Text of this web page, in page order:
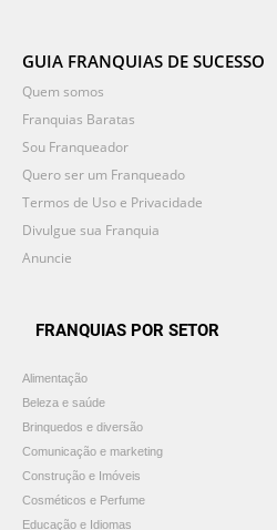
GUIA FRANQUIAS DE SUCESSO
Quem somos
Franquias Baratas
Sou Franqueador
Quero ser um Franqueado
Termos de Uso e Privacidade
Divulgue sua Franquia
Anuncie
FRANQUIAS POR SETOR
Alimentação
Beleza e saúde
Brinquedos e diversão
Comunicação e marketing
Construção e Imóveis
Cosméticos e Perfume
Educação e Idiomas